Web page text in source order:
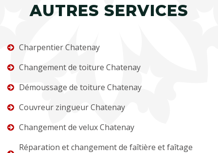
AUTRES SERVICES
Charpentier Chatenay
Changement de toiture Chatenay
Démoussage de toiture Chatenay
Couvreur zingueur Chatenay
Changement de velux Chatenay
Réparation et changement de faîtière et faîtage